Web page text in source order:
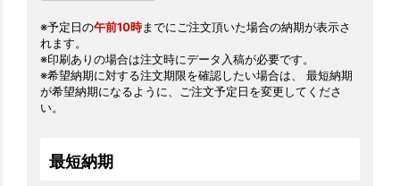
※予定日の午前10時までにご注文頂いた場合の納期が表示さ
れます。
※印刷ありの場合は注文時にデータ入稿が必要です。
※希望納期に対する注文期限を確認したい場合は、 最短納期
が希望納期になるように、ご注文予定日を変更してくださ
い。
最短納期